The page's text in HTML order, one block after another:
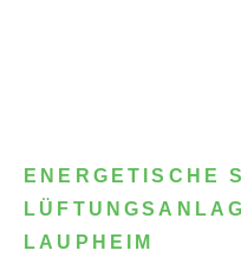
ENERGETISCHE
LAUPHEIM